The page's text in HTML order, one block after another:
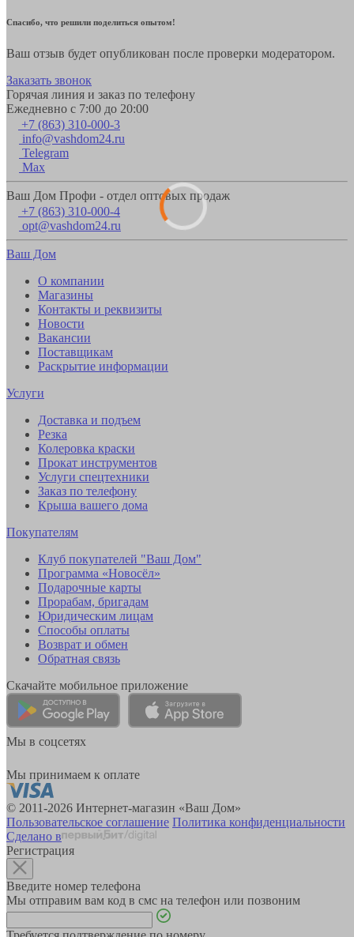
Спасибо, что решили поделиться опытом!
Ваш отзыв будет опубликован после проверки модератором.
Заказать звонок
Горячая линия и заказ по телефону
Ежедневно с 7:00 до 20:00
+7 (863) 310-000-3
info@vashdom24.ru
Telegram
Max
Ваш Дом Профи - отдел оптовых продаж
+7 (863) 310-000-4
opt@vashdom24.ru
Ваш Дом
О компании
Магазины
Контакты и реквизиты
Новости
Вакансии
Поставщикам
Раскрытие информации
Услуги
Доставка и подъем
Резка
Колеровка краски
Прокат инструментов
Услуги спецтехники
Заказ по телефону
Крыша вашего дома
Покупателям
Клуб покупателей "Ваш Дом"
Программа «Новосёл»
Подарочные карты
Прорабам, бригадам
Юридическим лицам
Способы оплаты
Возврат и обмен
Обратная связь
Скачайте мобильное приложение
Мы в соцсетях
Мы принимаем к оплате
© 2011-2026 Интернет-магазин «Ваш Дом»
Пользовательское соглашение Политика конфиденциальности
Сделано в
Регистрация
Введите номер телефона
Мы отправим вам код в смс на телефон или позвоним